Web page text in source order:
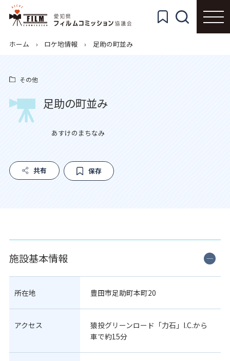
ホーム ロケ地情報 足助の町並み
その他
足助の町並み
あすけのまちなみ
共有 保存
施設基本情報
所在地 豊田市足助町本町20
アクセス
猿投グリーンロード「力石」I.C.から
車で約15分